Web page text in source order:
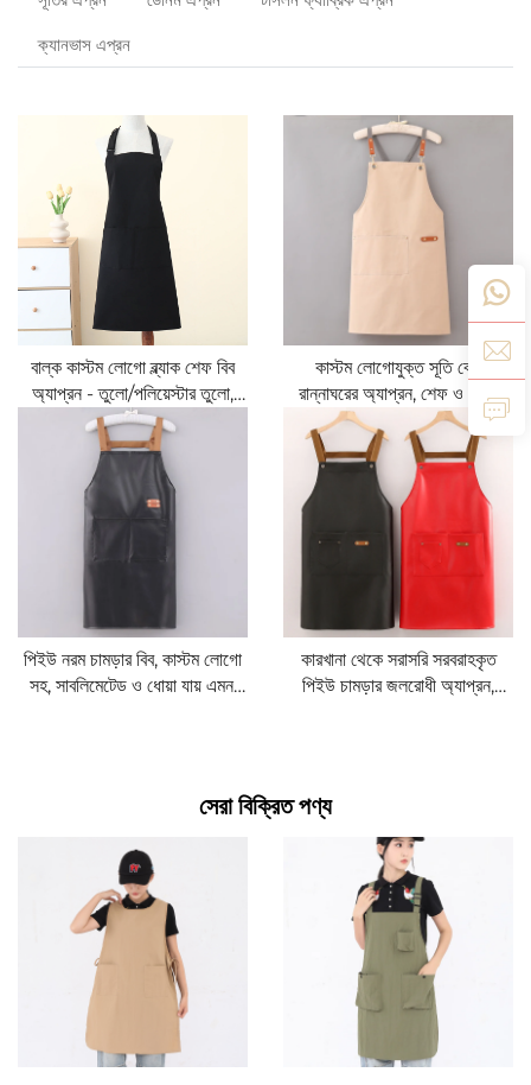
ক্যানভাস এপ্রন
বাল্ক কাস্টম লোগো ব্ল্যাক শেফ বিব
অ্যাপ্রন - তুলো/পলিয়েস্টার তুলো,
শ্বাস-প্রশ্বাসের জন্য উপযুক্ত, ঠান্ডা
ধরনের, সমন্বয়যোগ্য পকেটসহ, ক্যাফে,
বিবি, খাদ্য পরিষেবা এবং পরিষ্কারের
জন্য
কাস্টম লোগোযুক্ত সূতি বেজ
রান্নাঘরের অ্যাপ্রন, শেফ ও রান্না
করার জন্য ক্যাফে ও রেস্তোরাঁর
কোমরের অ্যাপ্রন
পিইউ নরম চামড়ার বিব, কাস্টম লোগো
সহ, সাবলিমেটেড ও ধোয়া যায় এমন,
কারখানা থেকে সরাসরি সরবরাহকৃত
পিইউ চামড়ার জলরোধী অ্যাপ্রন,
সেরা বিক্রিত পণ্য